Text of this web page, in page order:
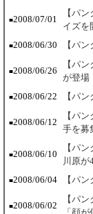
■2008/07/01
【パ
イズを
■2008/06/30 【パ
■2008/06/26
【パ
が登場
■2008/06/22 【パ
■2008/06/12
【パ
手を募
■2008/06/10
【パ
川原が
■2008/06/04 【パ
■2008/06/02
【パ